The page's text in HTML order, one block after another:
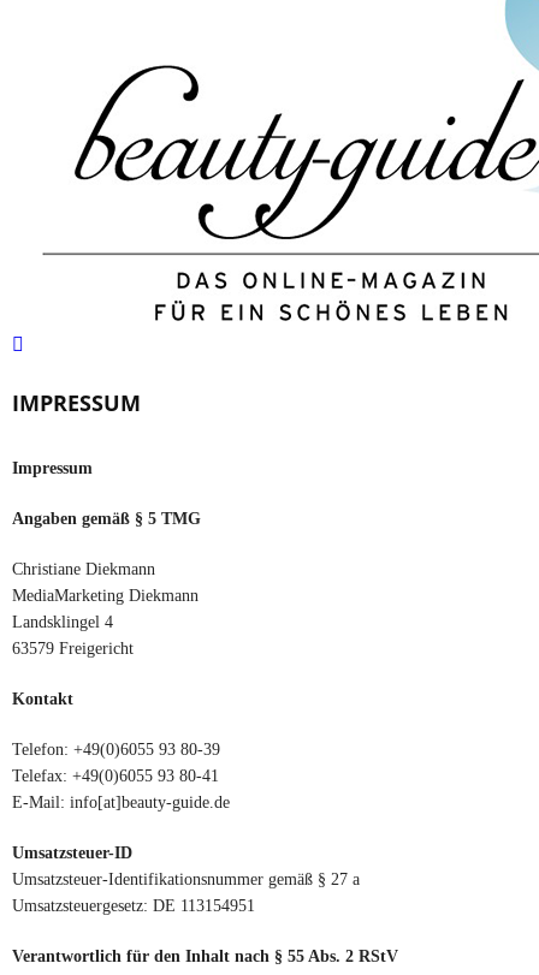
IMPRESSUM
Impressum
Angaben gemäß § 5 TMG
Christiane Diekmann
MediaMarketing Diekmann
Landsklingel 4
63579 Freigericht
Kontakt
Telefon: +49(0)6055 93 80-39
Telefax: +49(0)6055 93 80-41
E-Mail: info[at]beauty-guide.de
Umsatzsteuer-ID
Umsatzsteuer-Identifikationsnummer gemäß § 27 a
Umsatzsteuergesetz: DE 113154951
Verantwortlich für den Inhalt nach § 55 Abs. 2 RStV